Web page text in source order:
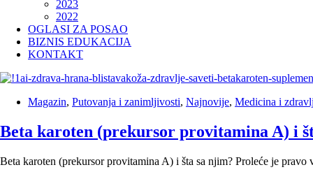
2023
2022
OGLASI ZA POSAO
BIZNIS EDUKACIJA
KONTAKT
Magazin, Putovanja i zanimljivosti, Najnovije, Medicina i
Beta karoten (prekursor provitamina A) i
Beta karoten (prekursor provitamina A) i šta sa njim? Proleće je